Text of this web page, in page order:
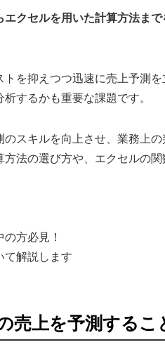
クセルを用いた計算方法ま
を抑えつつ迅速に売上予測
するかも重要な課題です。
のスキルを向上させ、業務上
法の選び方や、エクセルの
方必見！
て解説します
売上を予測するこ